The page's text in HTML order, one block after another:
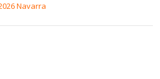
Navarra